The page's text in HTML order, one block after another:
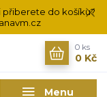
přiberete do košíku?
Menu
0 ks
0 Kč